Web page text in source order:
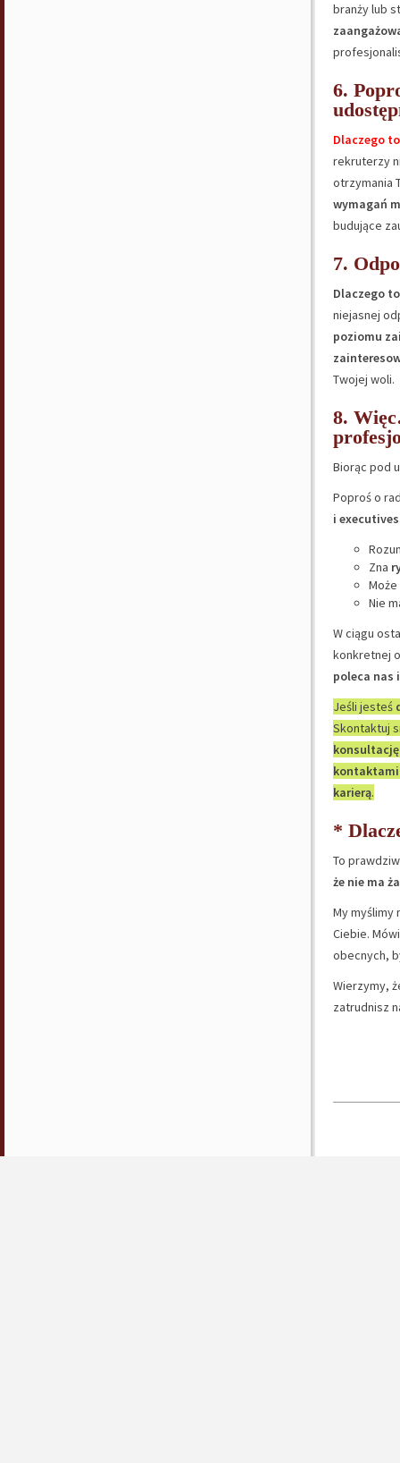
branży lub
6.
Dlaczego
rekruterzy
otrzymania
wymagań
budujące
7.
Dlaczego
niejasnej
poziomu
Twojej woli.
8.
Biorąc pod
Poproś o
i executives
Zna
Nie
W ciągu
konkretnej
poleca nas
Jeśli jesteś
Skontaktuj
karierą.
*
To
że nie ma
My myślimy
Ciebie.
obecnych,
Wierzymy,
zatrudnisz